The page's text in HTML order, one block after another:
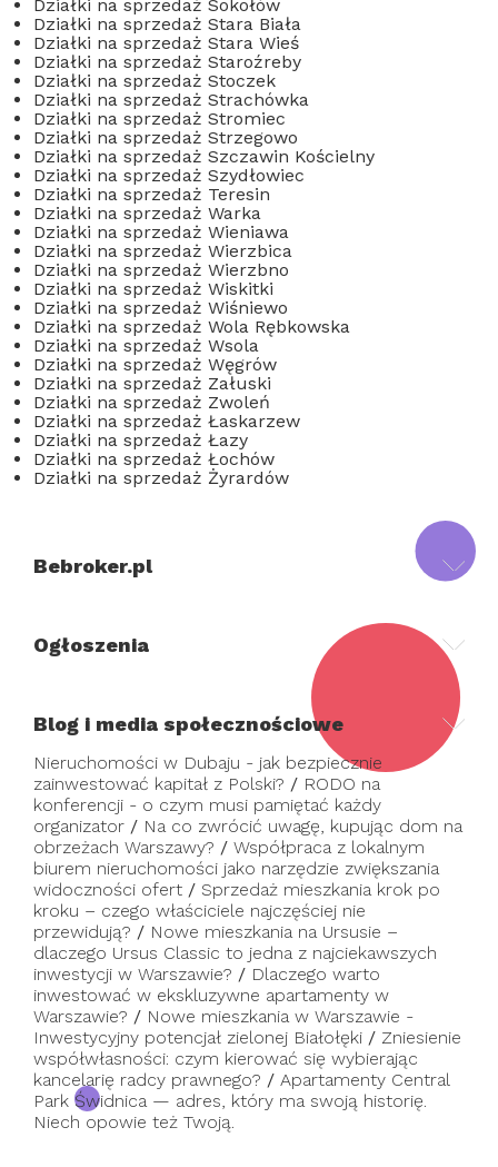
Działki na sprzedaż Sokołów
Działki na sprzedaż Stara Biała
Działki na sprzedaż Stara Wieś
Działki na sprzedaż Staroźreby
Działki na sprzedaż Stoczek
Działki na sprzedaż Strachówka
Działki na sprzedaż Stromiec
Działki na sprzedaż Strzegowo
Działki na sprzedaż Szczawin Kościelny
Działki na sprzedaż Szydłowiec
Działki na sprzedaż Teresin
Działki na sprzedaż Warka
Działki na sprzedaż Wieniawa
Działki na sprzedaż Wierzbica
Działki na sprzedaż Wierzbno
Działki na sprzedaż Wiskitki
Działki na sprzedaż Wiśniewo
Działki na sprzedaż Wola Rębkowska
Działki na sprzedaż Wsola
Działki na sprzedaż Węgrów
Działki na sprzedaż Załuski
Działki na sprzedaż Zwoleń
Działki na sprzedaż Łaskarzew
Działki na sprzedaż Łazy
Działki na sprzedaż Łochów
Działki na sprzedaż Żyrardów
Bebroker.pl
Ogłoszenia
Blog i media społecznościowe
Nieruchomości w Dubaju - jak bezpiecznie
zainwestować kapitał z Polski? / RODO na
konferencji - o czym musi pamiętać każdy
organizator / Na co zwrócić uwagę, kupując dom na
obrzeżach Warszawy? / Współpraca z lokalnym
biurem nieruchomości jako narzędzie zwiększania
widoczności ofert / Sprzedaż mieszkania krok po
kroku – czego właściciele najczęściej nie
przewidują? / Nowe mieszkania na Ursusie –
dlaczego Ursus Classic to jedna z najciekawszych
inwestycji w Warszawie? / Dlaczego warto
inwestować w ekskluzywne apartamenty w
Warszawie? / Nowe mieszkania w Warszawie -
Inwestycyjny potencjał zielonej Białołęki / Zniesienie
współwłasności: czym kierować się wybierając
kancelarię radcy prawnego? / Apartamenty Central
Park Świdnica — adres, który ma swoją historię.
Niech opowie też Twoją.